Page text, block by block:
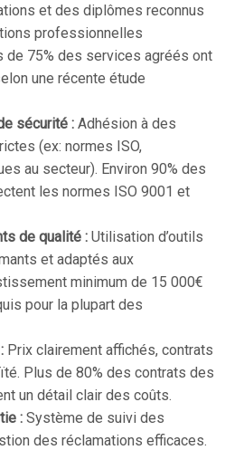
et des diplômes reconnus
professionnelles
de 75% des services agréés ont
une récente étude
sécurité : Adhésion à des
(ex: normes ISO,
au secteur). Environ 90% des
les normes ISO 9001 et
de qualité : Utilisation d’outils
et adaptés aux
minimum de 15 000€
pour la plupart des
Prix clairement affichés, contrats
Plus de 80% des contrats des
un détail clair des coûts.
: Système de suivi des
des réclamations efficaces.